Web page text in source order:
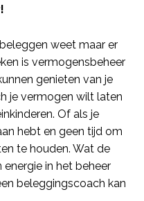
weet maar er
is vermogensbeheer
genieten van je
je vermogen wilt laten
Of als je
hebt en geen tijd om
te houden. Wat de
in het beheer
beleggingscoach kan